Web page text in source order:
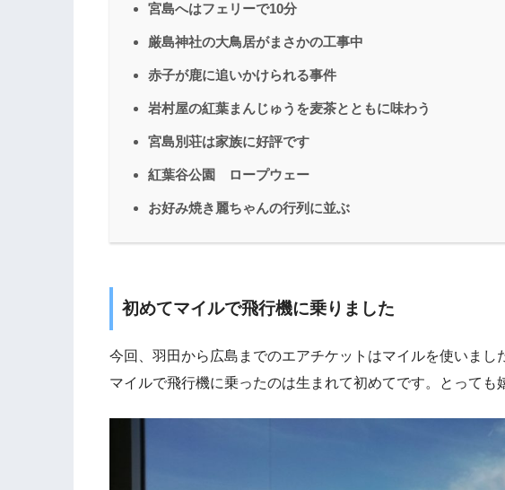
宮島へはフェリーで10分
厳島神社の大鳥居がまさかの工事中
赤子が鹿に追いかけられる事件
岩村屋の紅葉まんじゅうを麦茶とともに味わう
宮島別荘は家族に好評です
紅葉谷公園 ロープウェー
お好み焼き麗ちゃんの行列に並ぶ
初めてマイルで飛行機に乗りました
今回、羽田から広島までのエアチケットはマイルを使いまし
マイルで飛行機に乗ったのは生まれて初めてです。とっても